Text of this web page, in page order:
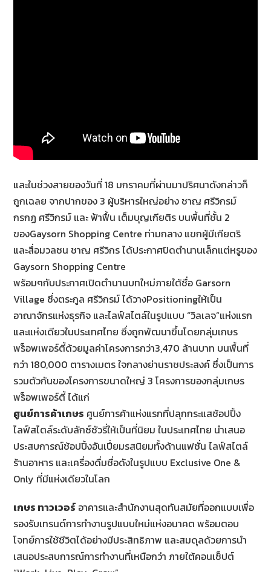
และในช่วงสายของวันที่ 18 มกราคมที่ผ่านมาปริศนาดังกล่าวก็
ถูกเฉลย จากปากของ 3 ผู้บริหารใหญ่อย่าง ชาญ ศรีวิกรม์
กรกฏ ศรีวิกรม์ และ ฟ้าฟื้น เต็มบุญเกียติร บนพื้นที่ชั้น 2
ของGaysorn Shopping Centre ท่ามกลาง แขกผู้มีเกียตริ
และสื่อมวลชน ชาญ ศรีวิกร ได้ประกาศปิดตำนานเล็กแต่หรูของ
Gaysorn Shopping Centre
พร้อมๆกับประกาศเปิดตำนานบทใหม่ภายใต้ชื่อ Garsorn
Village ซึ่งตระกูล ศรีวิกรม์ ได้วางPositioningให้เป็น
อาณาจักรแห่งธุรกิจ และไลฟ์สไตล์ในรูปแบบ “วิลเลจ”แห่งแรก
และแห่งเดียวในประเทศไทย ซึ่งถูกพัฒนาขึ้นโดยกลุ่มเกษร
พร็อพเพอร์ตี้ด้วยมูลค่าโครงการกว่า3,470 ล้านบาท บนพื้นที่
กว่า 180,000 ตารางเมตร ใจกลางย่านราชประสงค์ ซึ่งเป็นการ
รวมตัวกันของโครงการขนาดใหญ่ 3 โครงการของกลุ่มเกษร
พร็อพเพอร์ตี้ ได้แก่
ศูนย์การค้าเกษร ศูนย์การค้าแห่งแรกที่ปลุกกระแสช้อปปิ้ง
ไลฟ์สไตล์ระดับลักซ์ชัวรี่ให้เป็นที่นิยม ในประเทศไทย นำเสนอ
ประสบการณ์ช้อปปิ้งอันเปี่ยมรสนิยมทั้งด้านแฟชั่น ไลฟ์สไตล์
ร้านอาหาร และเครื่องดื่มชื่อดังในรูปแบบ Exclusive One &
Only ที่มีแห่งเดียวในโลก
เกษร ทาวเวอร์ อาคารและสำนักงานสุดทันสมัยที่ออกแบบเพื่อ
รองรับเทรนด์การทำงานรูปแบบใหม่แห่งอนาคต พร้อมตอบ
โจทย์การใช้ชีวิตได้อย่างมีประสิทธิภาพ และสมดุลด้วยการนำ
เสนอประสบการณ์การทำงานที่เหนือกว่า ภายใต้คอนเซ็ปต์